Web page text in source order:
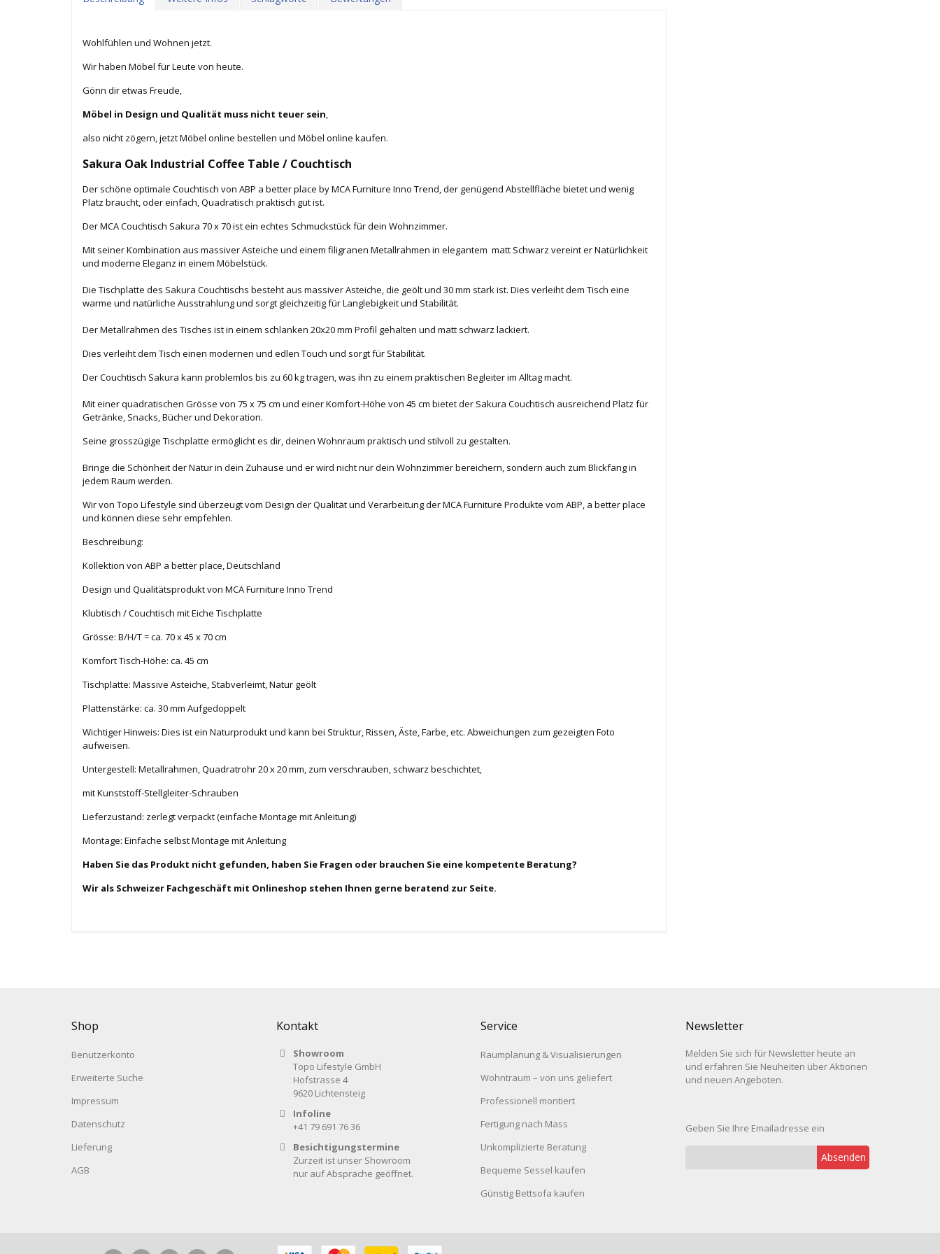
Wohlfühlen und Wohnen jetzt.
Wir haben Möbel für Leute von heute.
Gönn dir etwas Freude,
Möbel in Design und Qualität muss nicht teuer sein
also nicht zögern, jetzt Möbel online bestellen und Möbel online kaufen.
Sakura Oak Industrial Coffee Table / Couchtisch
Der schöne optimale Couchtisch von ABP a better place by MCA Furniture Inno Trend, der genügend Abstellfläche bietet und wenig
Platz braucht, oder einfach, Quadratisch praktisch gut ist.
Der MCA Couchtisch Sakura 70 x 70 ist ein echtes Schmuckstück für dein Wohnzimmer.
Mit seiner Kombination aus massiver Asteiche und einem filigranen Metallrahmen in elegantem matt Schwarz vereint er Natürlichkeit
und moderne Eleganz in einem Möbelstück.
Die Tischplatte des Sakura Couchtischs besteht aus massiver Asteiche, die geölt und 30 mm stark ist. Dies verleiht dem Tisch eine
warme und natürliche Ausstrahlung und sorgt gleichzeitig für Langlebigkeit und Stabilität.
Der Metallrahmen des Tisches ist in einem schlanken 20x20 mm Profil gehalten und matt schwarz lackiert.
Dies verleiht dem Tisch einen modernen und edlen Touch und sorgt für Stabilität.
Der Couchtisch Sakura kann problemlos bis zu 60 kg tragen, was ihn zu einem praktischen Begleiter im Alltag macht.
Mit einer quadratischen Grösse von 75 x 75 cm und einer Komfort-Höhe von 45 cm bietet der Sakura Couchtisch ausreichend Platz für
Getränke, Snacks, Bücher und Dekoration.
Seine grosszügige Tischplatte ermöglicht es dir, deinen Wohnraum praktisch und stilvoll zu gestalten.
Bringe die Schönheit der Natur in dein Zuhause und er wird nicht nur dein Wohnzimmer bereichern, sondern auch zum Blickfang in
jedem Raum werden.
Wir von Topo Lifestyle sind überzeugt vom Design der Qualität und Verarbeitung der MCA Furniture Produkte vom ABP, a better place
und können diese sehr empfehlen.
Beschreibung:
Kollektion von ABP a better place, Deutschland
Design und Qualitätsprodukt von MCA Furniture Inno Trend
Klubtisch / Couchtisch mit Eiche Tischplatte
Grösse: B/H/T = ca. 70 x 45 x 70 cm
Komfort Tisch-Höhe: ca. 45 cm
Tischplatte: Massive Asteiche, Stabverleimt, Natur geölt
Plattenstärke: ca. 30 mm Aufgedoppelt
Wichtiger Hinweis: Dies ist ein Naturprodukt und kann bei Struktur, Rissen, Äste, Farbe, etc. Abweichungen zum gezeigten Foto
aufweisen.
Untergestell: Metallrahmen, Quadratrohr 20 x 20 mm, zum verschrauben, schwarz beschichtet,
mit Kunststoff-Stellgleiter-Schrauben
Lieferzustand: zerlegt verpackt (einfache Montage mit Anleitung)
Montage: Einfache selbst Montage mit Anleitung
Haben Sie das Produkt nicht gefunden, haben Sie Fragen oder brauchen Sie eine kompetente Beratung?
Wir als Schweizer Fachgeschäft mit Onlineshop stehen Ihnen gerne beratend zur Seite.
Shop
Benutzerkonto
Erweiterte Suche
Impressum
Datenschutz
Lieferung
AGB
Kontakt
Showroom
Topo Lifestyle GmbH
Hofstrasse 4
9620 Lichtensteig
Infoline
+41 79 691 76 36
Besichtigungstermine
Zurzeit ist unser Showroom
nur auf Absprache geöffnet.
Service
Raumplanung & Visualisierungen
Wohntraum – von uns geliefert
Professionell montiert
Fertigung nach Mass
Unkomplizierte Beratung
Bequeme Sessel kaufen
Günstig Bettsofa kaufen
Newsletter
Melden Sie sich für Newsletter heute an
und erfahren Sie Neuheiten über Aktionen
und neuen Angeboten.
Geben Sie Ihre Emailadresse ein
Absenden